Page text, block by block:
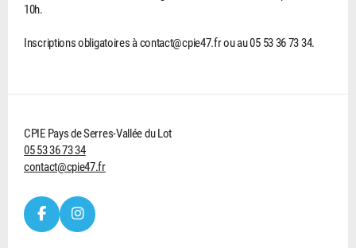
10h.
Inscriptions obligatoires à contact@cpie47.fr ou au 05 53 36 73 34.
CPIE Pays de Serres-Vallée du Lot
05 53 36 73 34
contact@cpie47.fr